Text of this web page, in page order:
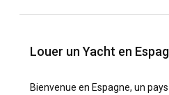
Louer un Yacht en
Bienvenue en Espagne, un